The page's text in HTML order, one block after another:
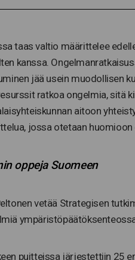
taas valtio määrittelee
kanssa.
jää usein muodollisen
ratkoa ongelmia, sitä
aitoon
jossa otetaan
oppeja Suomeen
vetää Strategisen
puitteissa järjestettiin 25